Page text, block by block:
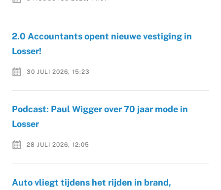
2.0 Accountants opent nieuwe vestiging in
Losser!
30 JULI 2026, 15:23
Podcast: Paul Wigger over 70 jaar mode in
Losser
28 JULI 2026, 12:05
Auto vliegt tijdens het rijden in brand,